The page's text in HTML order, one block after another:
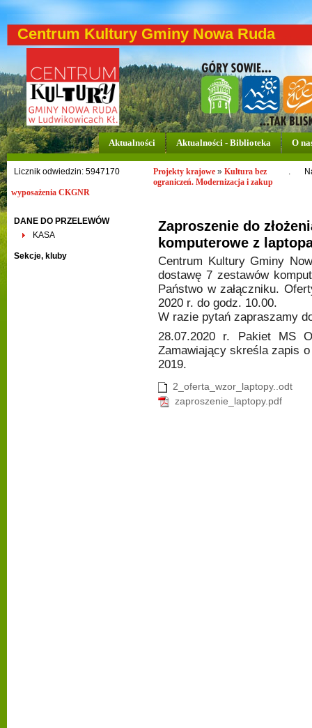
Centrum Kultury Gminy Nowa Ruda
Aktualności Aktualności - Biblioteka O
Licznik odwiedzin: 5947170 .
Projekty krajowe » Kultura bez
ograniczeń. Modernizacja i zakup
wyposażenia CKGNR
DANE DO PRZELEWÓW
KASA
Sekcje, kluby
Zaproszenie do
komputerowe z
Centrum Kultury Gminy
dostawę 7 zestawów
Państwo w załączniku.
2020 r. do godz. 10.00.
W razie pytań zapraszamy
28.07.2020 r. Pakiet MS
Zamawiający skreśla zapis
2019.
2_oferta_wzor_laptopy..odt
zaproszenie_laptopy.pdf